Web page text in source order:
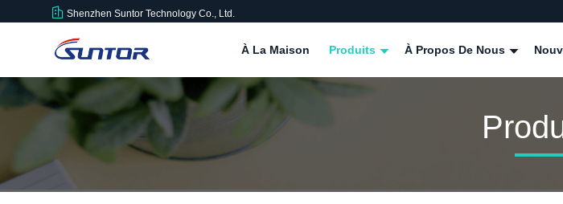
Shenzhen Suntor Technology Co., Ltd.
À La Maison Produits À Propos De Nous